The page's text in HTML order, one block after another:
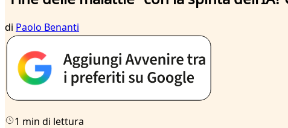
di Paolo Benanti
1 min di lettura